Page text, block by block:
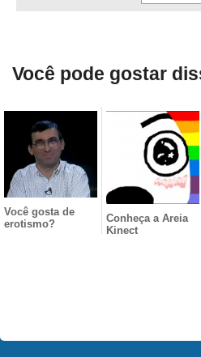
Você pode gostar
Você gosta de
erotismo?
Conheça a Areia
Kinect